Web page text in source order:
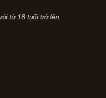
từ 18 tuổi trở lên.